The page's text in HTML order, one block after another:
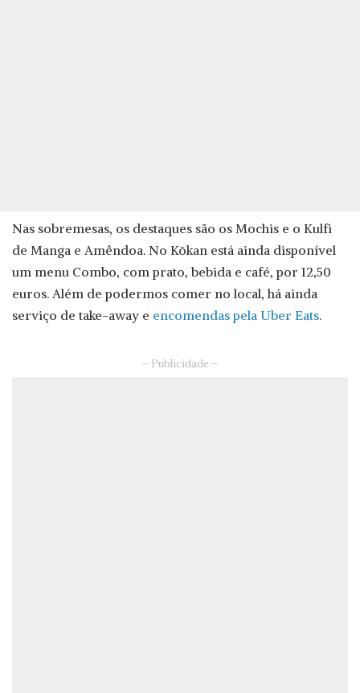
Nas sobremesas, os destaques são os Mochis e o Kulfi
de Manga e Amêndoa. No Kōkan está ainda disponível
um menu Combo, com prato, bebida e café, por 12,50
euros. Além de podermos comer no local, há ainda
serviço de take-away e encomendas pela Uber Eats.
– Publicidade –